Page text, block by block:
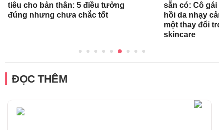
tiêu cho bản thân: 5 điều tưởng
đúng nhưng chưa chắc tốt
sẵn có: Cô
hồi da nhạy
một thay đổi
skincare
ĐỌC THÊM